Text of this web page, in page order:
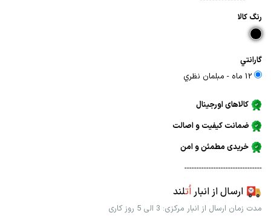
رنگ كالا
گارانتي
12 ماه - مبلمان نظري
کالاهای اورجینال
ضمانت کیفیت و اصالت
خریدی مطمئن و امن
--------------------------------
ارسال از انباراُتلند
مدت زمان ارسال از انبار مرکزی: 3 الی 5 روز کاری